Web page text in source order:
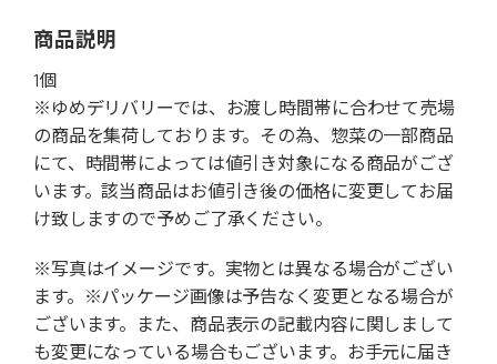
商品説明
1個
※ゆめデリバリーでは、お渡し時間帯に合わせて売場
の商品を集荷しております。その為、惣菜の一部商品
にて、時間帯によっては値引き対象になる商品がござ
います。該当商品はお値引き後の価格に変更してお届
け致しますので予めご了承ください。
※写真はイメージです。実物とは異なる場合がござい
ます。※パッケージ画像は予告なく変更となる場合が
ございます。また、商品表示の記載内容に関しまして
も変更になっている場合もございます。お手元に届き